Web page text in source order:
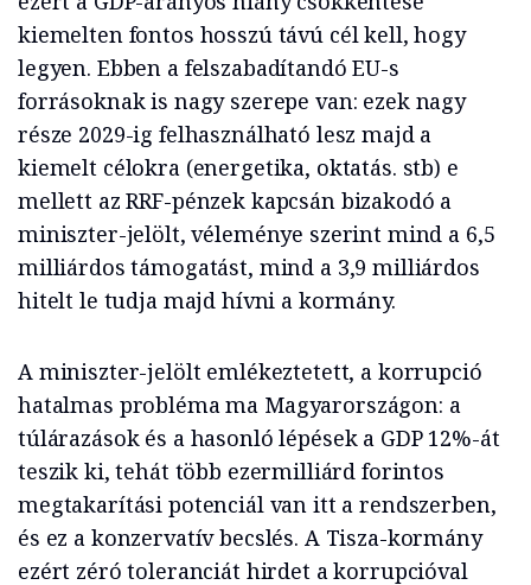
kiemelten fontos hosszú távú cél kell, hogy
legyen. Ebben a felszabadítandó EU-s
forrásoknak is nagy szerepe van: ezek nagy
része 2029-ig felhasználható lesz majd a
kiemelt célokra (energetika, oktatás. stb) e
mellett az RRF-pénzek kapcsán bizakodó a
miniszter-jelölt, véleménye szerint mind a 6,5
milliárdos támogatást, mind a 3,9 milliárdos
hitelt le tudja majd hívni a kormány.
A miniszter-jelölt emlékeztetett, a korrupció
hatalmas probléma ma Magyarországon: a
túlárazások és a hasonló lépések a GDP 12%-át
teszik ki, tehát több ezermilliárd forintos
megtakarítási potenciál van itt a rendszerben,
és ez a konzervatív becslés. A Tisza-kormány
ezért zéró toleranciát hirdet a korrupcióval